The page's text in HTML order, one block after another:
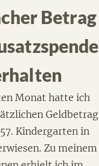
Betrag
Monat hatte ich
Geldbetrag
Kindergarten in
Zu meinem